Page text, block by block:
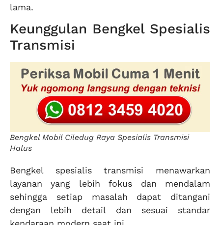
lama.
Keunggulan Bengkel Spesialis
Transmisi
Bengkel Mobil Ciledug Raya Spesialis Transmisi
Halus
Bengkel spesialis transmisi menawarkan
layanan yang lebih fokus dan mendalam
sehingga setiap masalah dapat ditangani
dengan lebih detail dan sesuai standar